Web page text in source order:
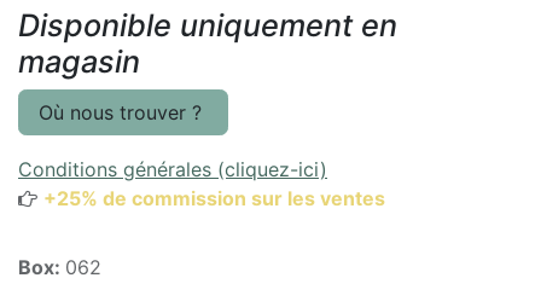
Disponible uniquement en
magasin
Où nous trouver ?
Conditions générales (cliquez-ici)
+25% de commission sur les ventes
Box: 062